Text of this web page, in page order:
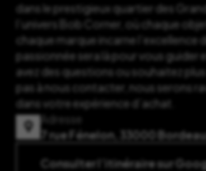
dans le prestigieux quartier des
l’univers Bob Corner, où chaque
chaque marque incarne l’excellence
passionnée sera là pour vous guider
avez des questions ou souhaitez
pas à nous contacter, nous serons
dans votre expérience d’achat.
Adresse
7 rue Fénelon, 33000
Consulter l’itinéraire sur